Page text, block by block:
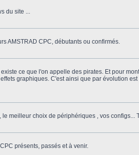
du site ...
AMSTRAD CPC, débutants ou confirmés.
ce que l'on appelle des pirates. Et pour
graphiques. C'est ainsi que par évolution
meilleur choix de périphériques , vos configs...
présents, passés et à venir.